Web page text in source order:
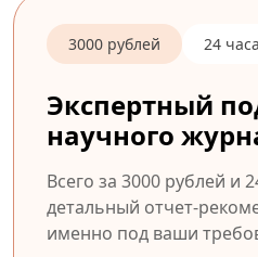
3000 рублей 24 часа
Экспертный
научного
Всего за 3000 рублей и
детальный отчет-
именно под ваши